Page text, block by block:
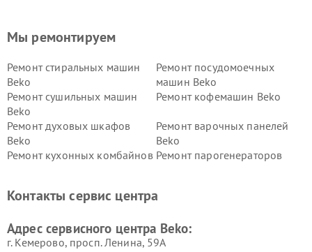
Мы ремонтируем
Ремонт стиральных машин
Beko
Ремонт посудомоечных
машин Beko
Ремонт сушильных машин
Beko
Ремонт кофемашин Beko
Ремонт духовых шкафов
Beko
Ремонт варочных панелей
Beko
Ремонт кухонных комбайнов Ремонт парогенераторов
Ремонт холодильников Beko Ремонт морозильных камер
Контакты сервис центра
Адрес сервисного центра Beko:
г. Кемерово, просп. Ленина, 59А